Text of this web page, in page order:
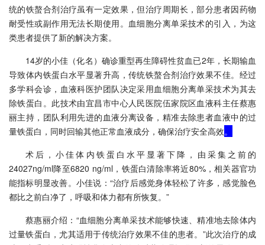
统的铁螯合剂治疗虽有一定效果，但治疗周期长，部分患者因药物
耐受性或副作用无法长期使用。血细胞分离单采技术的引入，为这
类患者提供了新的解决方案。
14岁的小佳（化名）确诊重型再生障碍性贫血已2年，长期输血
导致体内铁蛋白水平显著升高，传统铁螯合剂治疗效果不佳。经过
多学科会诊，血液科医护团队决定采用血细胞分离单采技术为其去
除铁蛋白。此技术由宜昌市中心人民医院伍家院区血液科主任蔡惠
丽主持，团队利用先进的血液分离设备，精准去除患者血液中的过
量铁蛋白，同时回输其他正常血液成分，确保治疗安全高效。
术后，小佳体内铁蛋白水平显著下降，由采集之前的
24027ng/ml降至6820 ng/ml，铁蛋白清除率将近80%，相关器官功
能指标明显改善。小佳说：“治疗后感觉身体轻松了许多，感觉脸色
都比之前白净了，呼吸和体力都有所恢复。 ”
蔡惠丽介绍：“血细胞分离单采技术能够快速、精准地去除体内
过量铁蛋白，尤其适用于传统治疗效果不佳的患者。”此次治疗的成